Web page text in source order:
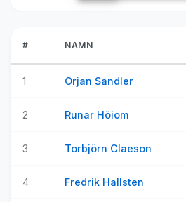
# NAMN
1 Örjan Sandler
2 Runar Höiom
3 Torbjörn Claeson
4 Fredrik Hallsten